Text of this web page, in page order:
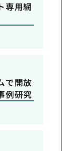
専用網
で開放
例研究